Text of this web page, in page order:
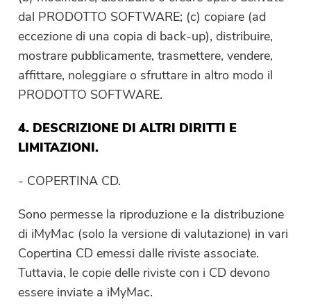
dal PRODOTTO SOFTWARE; (c) copiare (ad
eccezione di una copia di back-up), distribuire,
mostrare pubblicamente, trasmettere, vendere,
affittare, noleggiare o sfruttare in altro modo il
PRODOTTO SOFTWARE.
4. DESCRIZIONE DI ALTRI DIRITTI E
LIMITAZIONI.
- COPERTINA CD.
Sono permesse la riproduzione e la distribuzione
di iMyMac (solo la versione di valutazione) in vari
Copertina CD emessi dalle riviste associate.
Tuttavia, le copie delle riviste con i CD devono
essere inviate a iMyMac.